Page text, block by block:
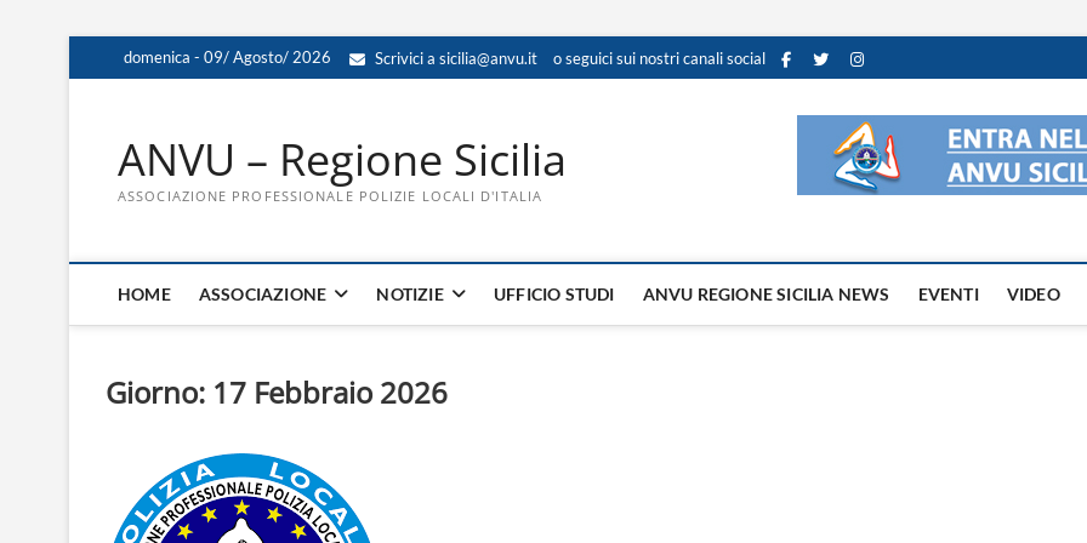
to
domenica - 09/ Agosto/ 2026 Scrivici a sicilia@anvu.it o seguici sui nostri canali social
ANVU – Regione Sicilia
ASSOCIAZIONE PROFESSIONALE POLIZIE LOCALI D'ITALIA
HOME ASSOCIAZIONE NOTIZIE UFFICIO STUDI ANVU REGIONE SICILIA NEWS EVENTI VIDEO
Giorno: 17 Febbraio 2026